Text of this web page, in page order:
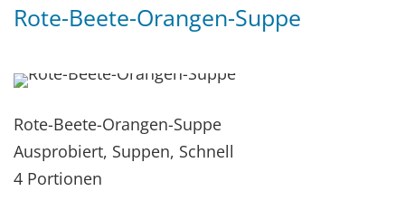
Rote-Beete-Orangen-Suppe
Rote-Beete-Orangen-Suppe
Ausprobiert, Suppen, Schnell
4 Portionen